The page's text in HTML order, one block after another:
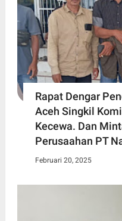
Rapat Dengar
Aceh Singkil
Kecewa. Dan
Perusaahan PT
Februari 20, 2025